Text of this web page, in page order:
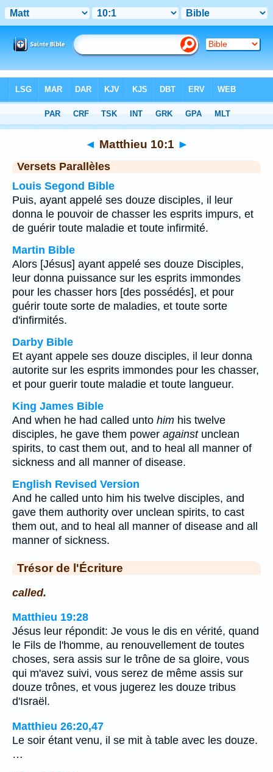
Chapitre 10> Verset 1
◄ Matthieu 10:1 ►
Versets Parallèles
Louis Segond Bible
Puis, ayant appelé ses douze disciples, il leur
donna le pouvoir de chasser les esprits impurs, et
de guérir toute maladie et toute infirmité.
Martin Bible
Alors [Jésus] ayant appelé ses douze Disciples,
leur donna puissance sur les esprits immondes
pour les chasser hors [des possédés], et pour
guérir toute sorte de maladies, et toute sorte
d'infirmités.
Darby Bible
Et ayant appele ses douze disciples, il leur donna
autorite sur les esprits immondes pour les chasser,
et pour guerir toute maladie et toute langueur.
King James Bible
And when he had called unto him his twelve
disciples, he gave them power againstunclean
spirits, to cast them out, and to heal all manner of
sickness and all manner of disease.
English Revised Version
And he called unto him his twelve disciples, and
gave them authority over unclean spirits, to cast
them out, and to heal all manner of disease and all
manner of sickness.
Trésor de l'Écriture
called.
Matthieu 19:28
Jésus leur répondit: Je vous le dis en vérité, quand
le Fils de l'homme, au renouvellement de toutes
choses, sera assis sur le trône de sa gloire, vous
qui m'avez suivi, vous serez de même assis sur
douze trônes, et vous jugerez les douze tribus
d'Israël.
Matthieu 26:20,47
Le soir étant venu, il se mit à table avec les douze.
…